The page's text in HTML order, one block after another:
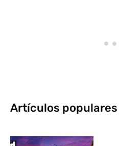
Artículos populares